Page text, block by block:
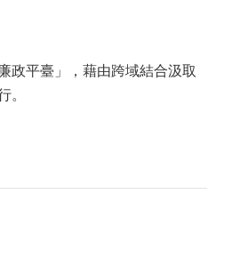
政平臺」，藉由跨域結合汲取
。